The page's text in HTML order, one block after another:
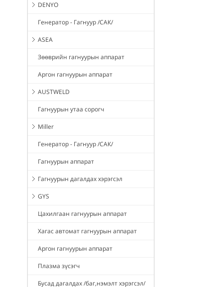
DENYO
Генератор - Гагнуур /САК/
ASEA
Зөөврийн гагнуурын аппарат
Аргон гагнуурын аппарат
AUSTWELD
Гагнуурын утаа сорогч
Miller
Генератор - Гагнуур /САК/
Гагнуурын аппарат
Гагнуурын дагалдах хэрэгсэл
GYS
Цахилгаан гагнуурын аппарат
Хагас автомат гагнуурын аппарат
Аргон гагнуурын аппарат
Плазма зүсэгч
Бусад дагалдах /баг,нэмэлт хэрэгсэл/